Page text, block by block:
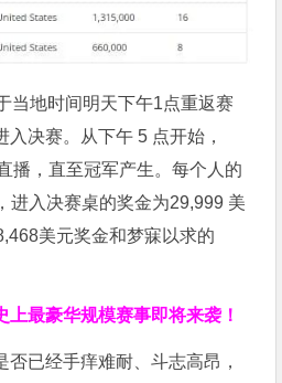
当地时间明天下午1点重返赛
决赛。从下午 5 点开始，
播，直至冠军产生。每个人的
进入决赛桌的奖金为29,999 美
美元奖金和梦寐以求的
上最豪华规模赛事即将来袭！
否已经手痒难耐、斗志高昂，